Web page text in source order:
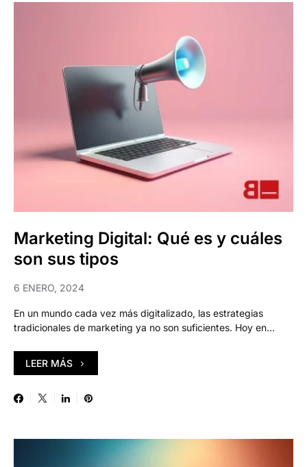
Marketing Digital: Qué es y cuáles
son sus tipos
6 ENERO, 2024
En un mundo cada vez más digitalizado, las estrategias
tradicionales de marketing ya no son suficientes. Hoy en…
LEER MÁS